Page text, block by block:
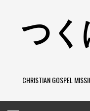
つ
CHRISTIAN GOSPEL